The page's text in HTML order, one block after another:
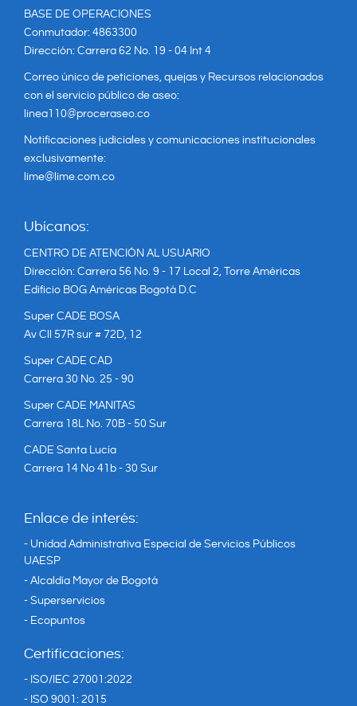
BASE DE OPERACIONES
Conmutador: 4863300
Dirección: Carrera 62 No. 19 - 04 Int 4
Correo único de peticiones, quejas y Recursos relacionados
con el servicio público de aseo:
linea110@proceraseo.co
Notificaciones judiciales y comunicaciones institucionales
exclusivamente:
lime@lime.com.co
Ubícanos:
CENTRO DE ATENCIÓN AL USUARIO
Dirección: Carrera 56 No. 9 - 17 Local 2, Torre Américas
Edificio BOG Américas Bogotá D.C
Super CADE BOSA
Av Cll 57R sur # 72D, 12
Super CADE CAD
Carrera 30 No. 25 - 90
Super CADE MANITAS
Carrera 18L No. 70B - 50 Sur
CADE Santa Lucía
Carrera 14 No 41b - 30 Sur
Enlace de interés:
- Unidad Administrativa Especial de Servicios Públicos
UAESP
- Alcaldía Mayor de Bogotá
- Superservicios
- Ecopuntos
Certificaciones:
- ISO/IEC 27001:2022
- ISO 9001: 2015